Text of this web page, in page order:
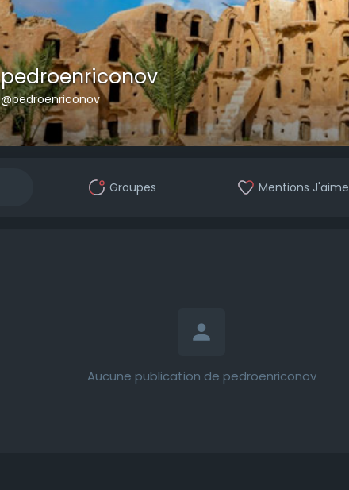
pedroenriconov
@pedroenriconov
Groupes Mentions J'aime
Aucune publication de pedroenriconov